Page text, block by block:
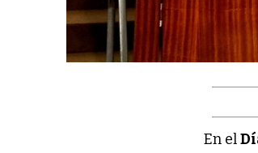
En el